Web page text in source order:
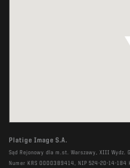
Platige Image S.A.
Sąd Rejonowy dla m.st. Warszawy, XIII Wydz.
Numer KRS 0000389414, NIP 524-20-14-184